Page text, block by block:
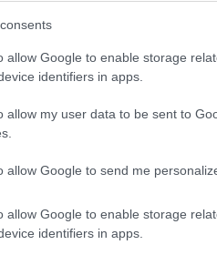
allow Google to enable storage
identifiers in apps.
allow my user data to be sent to
allow Google to send me
allow Google to enable storage
identifiers in apps.
su quattro strati. Il
in CRM) con design
e regole di routing
(ricerca, sintesi,
tooluse
log e politiche di
tramitepolicydi permessi